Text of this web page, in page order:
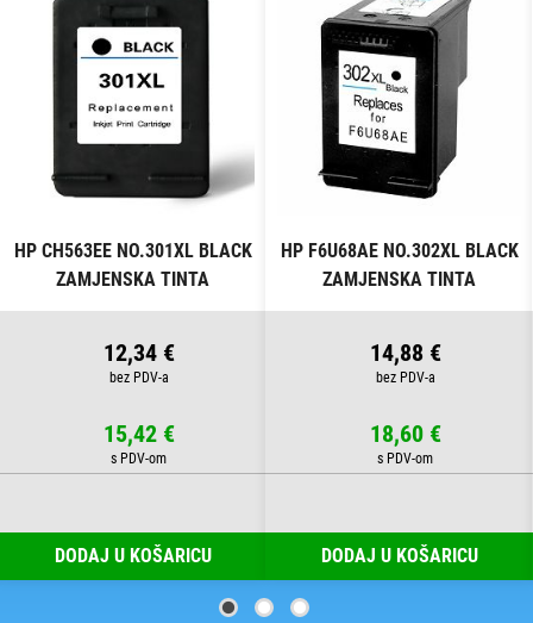
HP CH563EE NO.301XL BLACK
ZAMJENSKA TINTA
12,34 €
15,42 €
DODAJ U KOŠARICU
HP F6U68AE NO.302XL BLACK
ZAMJENSKA TINTA
14,88 €
18,60 €
DODAJ U KOŠARICU